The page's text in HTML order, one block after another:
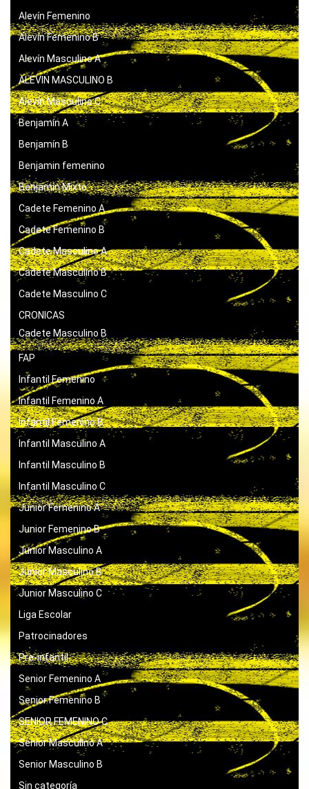
Alevín Femenino
Alevín Femenino B
Alevín Masculino A
ALEVIN MASCULINO B
Alevín Masculino C
Benjamín A
Benjamín B
Benjamin femenino
Benjamín Mixto
Cadete Femenino A
Cadete Femenino B
Cadete Masculino A
Cadete Masculino B
Cadete Masculino C
CRONICAS
Cadete Masculino B
FAP
Infantil Femenino
Infantil Femenino A
Infantil Femenino B
Infantil Masculino A
Infantil Masculino B
Infantil Masculino C
Junior Femenino A
Junior Femenino B
Junior Masculino A
Junior Masculino B
Junior Masculino C
Liga Escolar
Patrocinadores
Pre-infantil
Senior Femenino A
Senior Femenino B
SENIOR FEMENINO C
Senior Masculino A
Senior Masculino B
Sin categoría